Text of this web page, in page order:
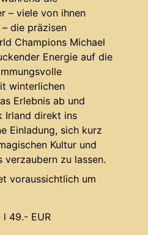
– viele von ihnen
die präzisen
Champions Michael
Energie auf die
winterlichen
Erlebnis ab und
Irland direkt ins
Einladung, sich kurz
Kultur und
zu lassen.
voraussichtlich um
49.- EUR